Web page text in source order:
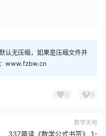
认无压缩，如果是压缩文件并
www.fzbw.cn
0 0
数学天地
337晨读《数学公式书签》 1-